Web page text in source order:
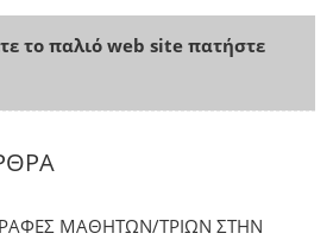
το παλιό web site πατήστε
ΜΑΘΗΤΩΝ/ΤΡΙΩΝ ΣΤΗΝ